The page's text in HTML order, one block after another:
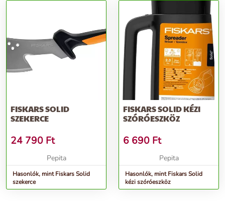
FISKARS SOLID
SZEKERCE
24 790 Ft
Pepita
Hasonlók, mint Fiskars Solid
szekerce
FISKARS SOLID KÉZI
SZÓRÓESZKÖZ
6 690 Ft
Pepita
Hasonlók, mint Fiskars Solid
kézi szóróeszköz